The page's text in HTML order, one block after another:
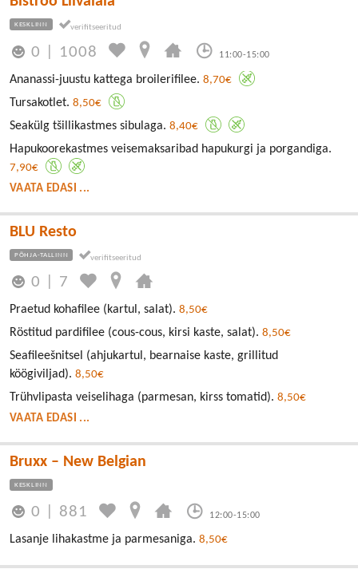
KESKLINN
0 1008 11:00-15:00
Ananassi-juustu kattega broilerifilee. 8,70€
Tursakotlet. 8,50€
Seakülg tšillikastmes sibulaga. 8,40€
Hapukoorekastmes veisemaksaribad hapukurgi ja porgandiga.
7,90€
VAATA EDASI ...
BLU Resto
PÕHJA-TALLINN
0 7
Praetud kohafilee (kartul, salat). 8,50€
Röstitud pardifilee (cous-cous, kirsi kaste, salat). 8,50€
Seafileešnitsel (ahjukartul, bearnaise kaste, grillitud
köögiviljad). 8,50€
Trühvlipasta veiselihaga (parmesan, kirss tomatid). 8,50€
VAATA EDASI ...
Bruxx – New Belgian
KESKLINN
0 881 12:00-15:00
Lasanje lihakastme ja parmesaniga. 8,50€